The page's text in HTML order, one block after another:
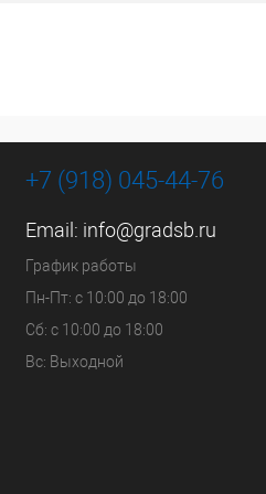
+7 (918) 045-44-76
Email: info@gradsb.ru
График работы
Пн-Пт: с 10:00 до 18:00
Сб: с 10:00 до 18:00
Вс: Выходной